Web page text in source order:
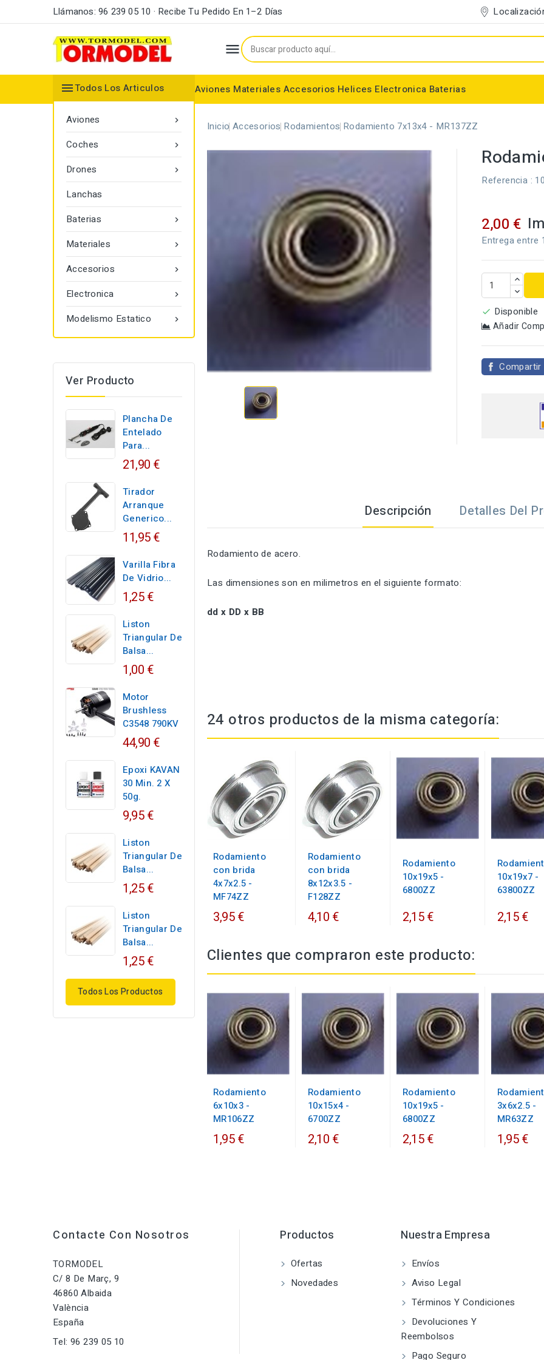
Llámanos: 96 239 05 10 · Recibe Tu Pedido En 1–2 Días

Aviones Materiales Accesorios Helices Electronica Baterias
Todos Los Articulos

Aviones

Coches

Drones
Lanchas

Baterias

Materiales

Accesorios

Electronica

Modelismo Estatico
Ver Producto
Plancha De
Entelado
Para...
21,90 €
Tirador
Arranque
Generico...
11,95 €
Varilla Fibra
De Vidrio...
1,25 €
Liston
Triangular De
Balsa...
1,00 €
Motor
Brushless
C3548 790KV
44,90 €
Epoxi KAVAN
30 Min. 2 X
50g.
9,95 €
Liston
Triangular De
Balsa...
1,25 €
Liston
Triangular De
Balsa...
1,25 €
Todos Los Productos
Inicio Accesorios Rodamientos Rodamiento 7x13x4 - MR137ZZ
Referencia :
2,00 €
Entrega entre
 Disponible
Añadir
Compartir
Descripción Detalles Del
Rodamiento de acero.
Las dimensiones son en milimetros en el siguiente formato:
dd x DD x BB
24 otros productos de la misma categoría:
Rodamiento
con brida
4x7x2.5 -
MF74ZZ
3,95 €
Rodamiento
con brida
8x12x3.5 -
F128ZZ
4,10 €
Rodamiento
10x19x5 -
6800ZZ
2,15 €
10x19x7 -
63800ZZ
2,15 €
Clientes que compraron este producto:
Rodamiento
6x10x3 -
MR106ZZ
1,95 €
Rodamiento
10x15x4 -
6700ZZ
2,10 €
Rodamiento
10x19x5 -
6800ZZ
2,15 €
3x6x2.5 -
MR63ZZ
1,95 €
Contacte Con Nosotros
TORMODEL
C/ 8 De Març, 9
46860 Albaida
València
España
Tel: 96 239 05 10
Productos
Ofertas
Novedades
Nuestra Empresa
Envíos
Aviso Legal
Términos Y Condiciones
Devoluciones Y
Reembolsos
Pago Seguro